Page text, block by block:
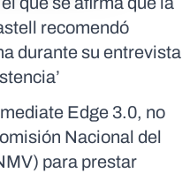
recomendó
durante su entrevista
Edge 3.0, no
Nacional del
para prestar